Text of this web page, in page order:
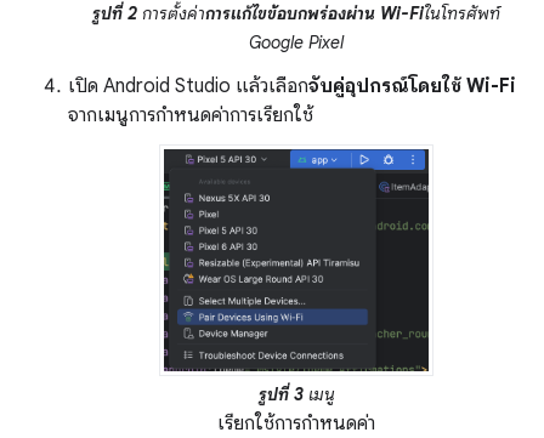
รูปที่ 2 การตั้งค่าการแก้ไขข้อบกพร่องผ่าน Wi-Fiในโทรศัพท์
Google Pixel
เปิด Android Studio แล้วเลือกจับคู่อุปกรณ์โดยใช้ Wi-Fi
จากเมนูการกำหนดค่าการเรียกใช้
รูปที่ 3เมนู
เรียกใช้การกำหนดค่า